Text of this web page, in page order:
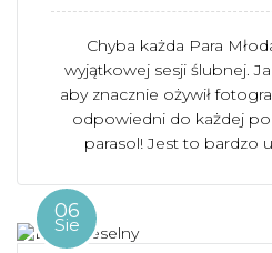
Chyba każda Para
wyjątkowej sesji ślubnej.
aby znacznie ożywił
odpowiedni do każdej
parasol! Jest to bardzo
06
Sie